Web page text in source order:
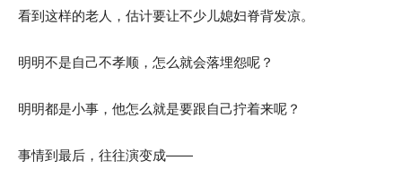
看到这样的老人，估计要让不少儿媳妇脊背发凉。
明明不是自己不孝顺，怎么就会落埋怨呢？
明明都是小事，他怎么就是要跟自己拧着来呢？
事情到最后，往往演变成——